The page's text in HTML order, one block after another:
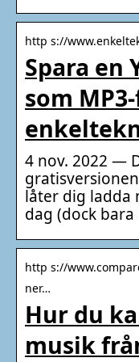
http s://
Spara en
som
4 nov. 2022 —
låter dig ladda
dag (dock
http s://
ner…
Hur du
musik